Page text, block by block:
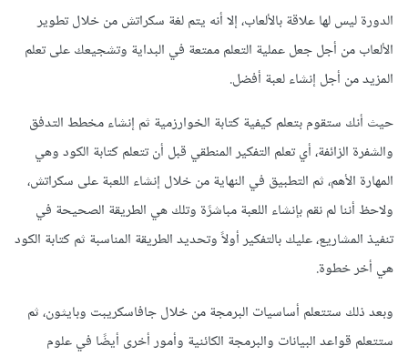
الدورة ليس لها علاقة بالألعاب، إلا أنه يتم لغة سكراتش من خلال تطوير
الألعاب من أجل جعل عملية التعلم ممتعة في البداية وتشجيعك على تعلم
المزيد من أجل إنشاء لعبة أفضل.
حيث أنك ستقوم بتعلم كيفية كتابة الخوارزمية ثم إنشاء مخطط التدفق
والشفرة الزائفة، أي تعلم التفكير المنطقي قبل أن تتعلم كتابة الكود وهي
المهارة الأهم، ثم التطبيق في النهاية من خلال إنشاء اللعبة على سكراتش،
ولاحظ أننا لم نقم بإنشاء اللعبة مباشرًة وتلك هي الطريقة الصحيحة في
تنفيذ المشاريع، عليك بالتفكير أولاً وتحديد الطريقة المناسبة ثم كتابة الكود
هي أخر خطوة.
وبعد ذلك ستتعلم أساسيات البرمجة من خلال جافاسكريبت وبايثون، ثم
ستتعلم قواعد البيانات والبرمجة الكائنية وأمور أخرى أيضًا في علوم